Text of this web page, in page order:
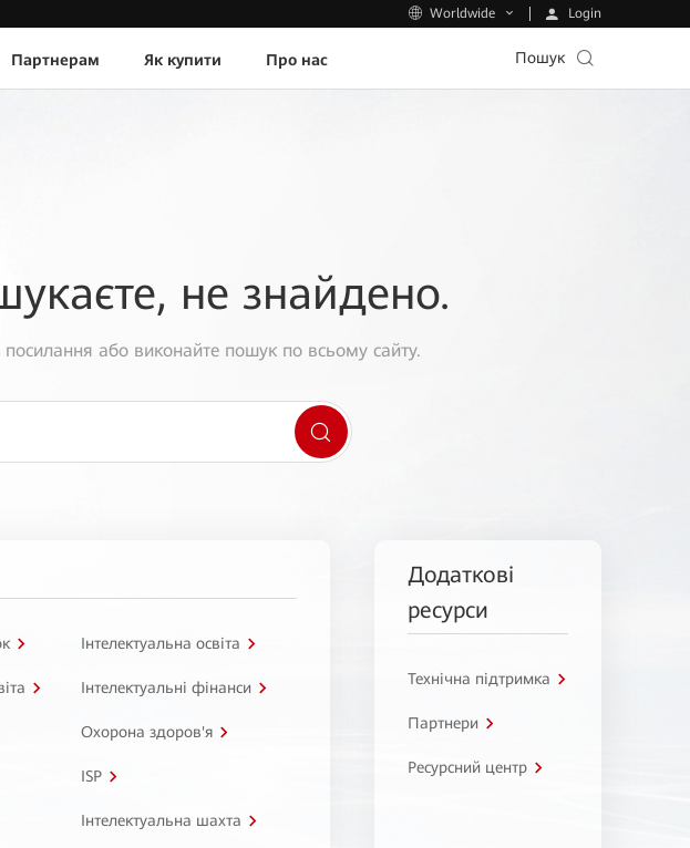
Worldwide Login
Партнерам Як купити Про нас Пошук
не знайдено.
посилання або виконайте пошук по всьому сайту.
Інтелектуальна освіта
Інтелектуальні фінанси
Охорона здоров'я
ISP
Інтелектуальна шахта
Додаткові
ресурси
Технічна підтримка
Партнери
Ресурсний центр